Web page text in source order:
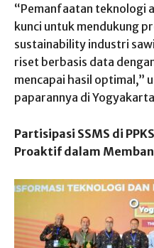
“Pemanfaatan teknologi
kunci untuk mendukung
sustainability industri
riset berbasis data
mencapai hasil optimal,”
paparannya di
Partisipasi SSMS di
Proaktif dalam